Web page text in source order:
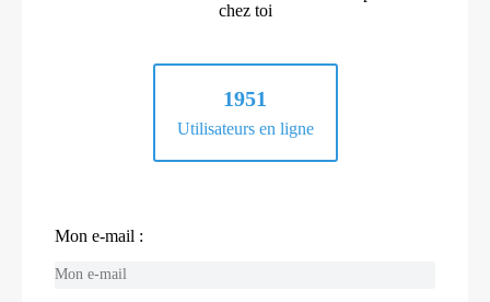
chez toi
1951
Utilisateurs en ligne
Mon e-mail :